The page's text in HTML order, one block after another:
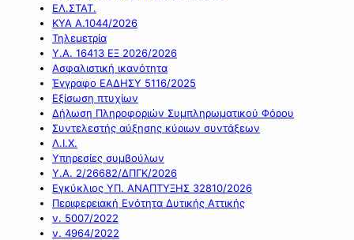
ΕΛ.ΣΤΑΤ.
ΚΥΑ Α.1044/2026
Τηλεμετρία
Υ.Α. 16413 ΕΞ 2026/2026
Ασφαλιστική ικανότητα
Έγγραφο ΕΑΔΗΣΥ 5116/2025
Εξίσωση πτυχίων
Δήλωση Πληροφοριών Συμπληρωματικού Φόρου
Συντελεστής αύξησης κύριων συντάξεων
Λ.Ι.Χ.
Υπηρεσίες συμβούλων
Υ.Α. 2/26682/ΔΠΓΚ/2026
Εγκύκλιος ΥΠ. ΑΝΑΠΤΥΞΗΣ 32810/2026
Περιφερειακή Ενότητα Δυτικής Αττικής
ν. 5007/2022
ν. 4964/2022